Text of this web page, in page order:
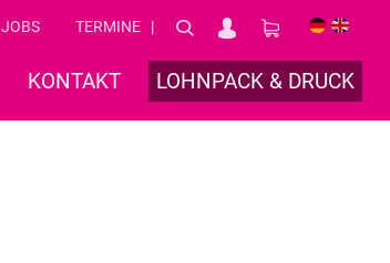
JOBS TERMINE DE EN
KONTAKT LOHNPACK & DRUCK